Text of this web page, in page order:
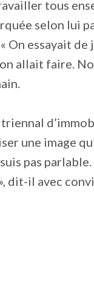
tous
selon lui
On essayait de
allait faire.
une image
pas parlable.
dit-il avec